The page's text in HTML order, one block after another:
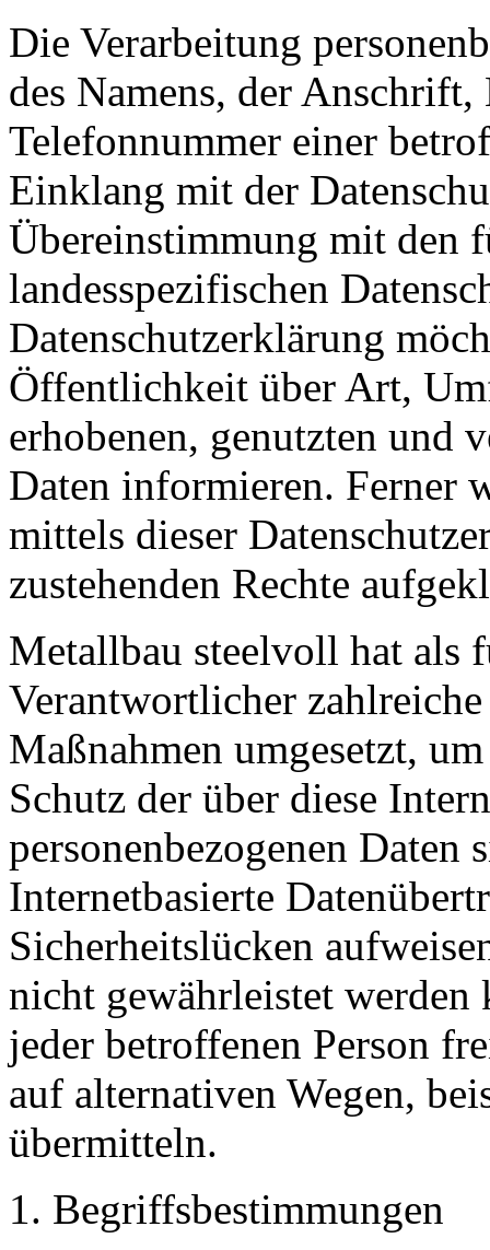
Die Verarbeitung
des Namens, der
Telefonnummer einer
Einklang mit der
Übereinstimmung mit den
landesspezifischen
Datenschutzerklärung
Öffentlichkeit über Art,
erhobenen, genutzten und
Daten informieren. Ferner
mittels dieser
zustehenden Rechte
Metallbau steelvoll hat als
Verantwortlicher
Maßnahmen umgesetzt,
Schutz der über diese
personenbezogenen Daten
Internetbasierte
Sicherheitslücken
nicht gewährleistet werden
jeder betroffenen Person
auf alternativen Wegen,
übermitteln.
1. Begriffsbestimmungen